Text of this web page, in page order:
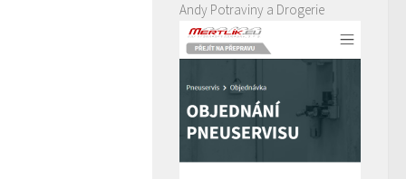
Andy Potraviny a Drogerie